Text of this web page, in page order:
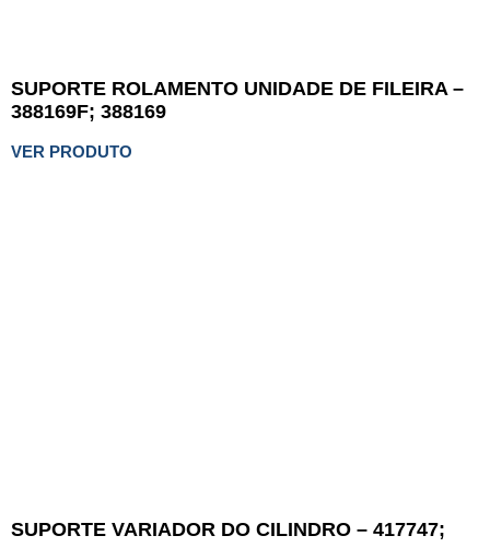
SUPORTE ROLAMENTO UNIDADE DE FILEIRA –
388169F; 388169
VER PRODUTO
SUPORTE VARIADOR DO CILINDRO – 417747;